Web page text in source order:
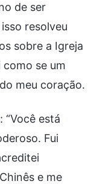
de ser
resolveu
sobre a Igreja
se um
meu coração.
“Você está
Fui
e me